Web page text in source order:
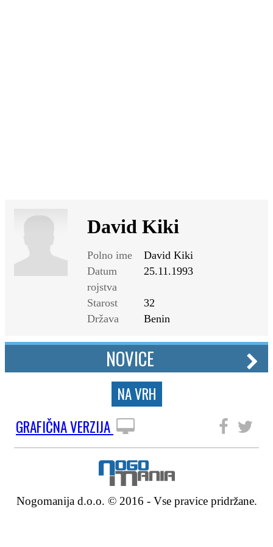
David Kiki
Polno ime
David Kiki
Datum
rojstva
25.11.1993
Starost
32
Država
Benin
NOVICE
NA VRH
GRAFIČNA VERZIJA
Nogomanija d.o.o. © 2016 - Vse pravice pridržane.